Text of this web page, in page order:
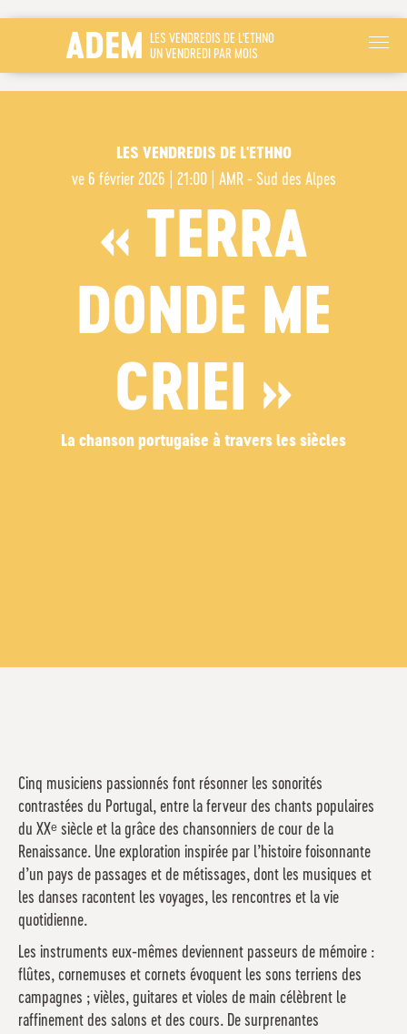
ADEM
LES VENDREDIS DE L'ETHNO
UN VENDREDI PAR MOIS
LES VENDREDIS DE L'ETHNO
ve 6 février 2026 | 21:00| AMR - Sud des Alpes
« TERRA
DONDE ME
CRIEI »
La chanson portugaise à travers les siècles
Cinq musiciens passionnés font résonner les sonorités
contrastées du Portugal, entre la ferveur des chants populaires
du XXᵉ siècle et la grâce des chansonniers de cour de la
Renaissance. Une exploration inspirée par l’histoire foisonnante
d’un pays de passages et de métissages, dont les musiques et
les danses racontent les voyages, les rencontres et la vie
quotidienne.
Les instruments eux-mêmes deviennent passeurs de mémoire :
flûtes, cornemuses et cornets évoquent les sons terriens des
campagnes ; vièles, guitares et violes de main célèbrent le
raffinement des salons et des cours. De surprenantes